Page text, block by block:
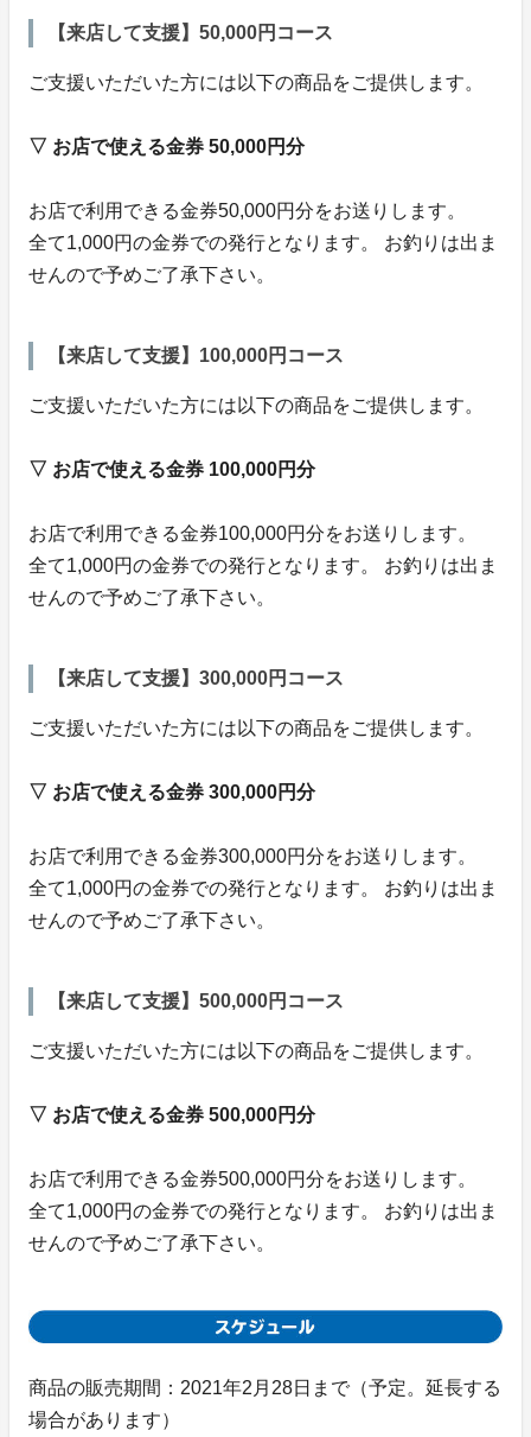
【来店して支援】50,000円コース
ご支援いただいた方には以下の商品をご提供します。
▽ お店で使える金券 50,000円分
お店で利用できる金券50,000円分をお送りします。
全て1,000円の金券での発行となります。 お釣りは出ま
せんので予めご了承下さい。
【来店して支援】100,000円コース
ご支援いただいた方には以下の商品をご提供します。
▽ お店で使える金券 100,000円分
お店で利用できる金券100,000円分をお送りします。
全て1,000円の金券での発行となります。 お釣りは出ま
せんので予めご了承下さい。
【来店して支援】300,000円コース
ご支援いただいた方には以下の商品をご提供します。
▽ お店で使える金券 300,000円分
お店で利用できる金券300,000円分をお送りします。
全て1,000円の金券での発行となります。 お釣りは出ま
せんので予めご了承下さい。
【来店して支援】500,000円コース
ご支援いただいた方には以下の商品をご提供します。
▽ お店で使える金券 500,000円分
お店で利用できる金券500,000円分をお送りします。
全て1,000円の金券での発行となります。 お釣りは出ま
せんので予めご了承下さい。
商品の販売期間：2021年2月28日まで（予定。延長する
場合があります）